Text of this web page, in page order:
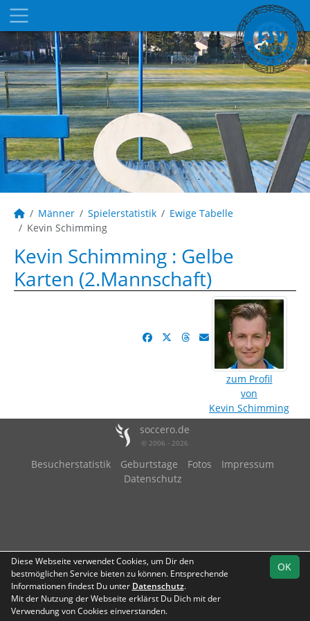
Männer Spielerstatistik
Ewige Tabelle
Kevin Schimming
Kevin Schimming : Gelbe
Karten (2.Mannschaft)
zum Profil
von
Kevin Schimming
soccero.de
© 2006 - 2026
Besucherstatistik Geburtstage Fotos
Impressum
Datenschutz
OK
Diese Webseite verwendet Cookies, um Dir den
bestmöglichen Service bieten zu können. Entsprechende
Informationen findest Du unter Datenschutz.
Mit der Nutzung der Webseite erklärst Du Dich mit der
Verwendung von Cookies einverstanden.